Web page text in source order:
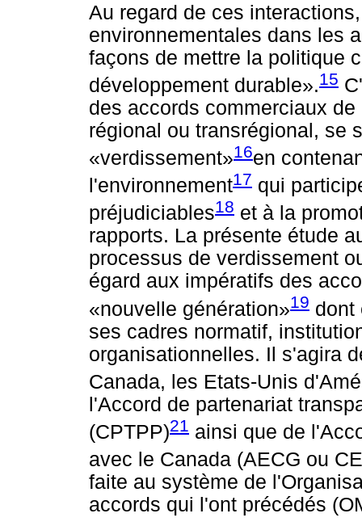
Au regard de ces
environnementales dans les
façons de mettre la politique
développement durable».15
des accords commerciaux
régional ou transrégional, se
«verdissement»16en
l'environnement17 qui
préjudiciables18 et à la
rapports. La présente étude
processus de verdissement
égard aux impératifs des
«nouvelle génération»19 dont
ses cadres normatif,
organisationnelles. Il s'agira
Canada, les Etats-Unis
l'Accord de partenariat
(CPTPP)21 ainsi que de
avec le Canada (AECG ou
faite au système de
accords qui l'ont précédés